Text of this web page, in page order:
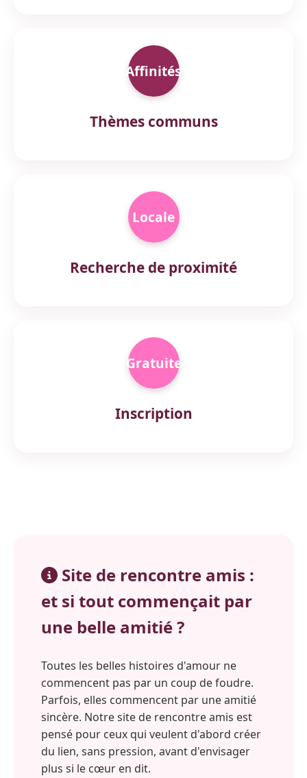
Affinités
Thèmes communs
Locale
Recherche de proximité
Gratuite
Inscription
Site de rencontre amis :
et si tout commençait par
une belle amitié ?
Toutes les belles histoires d'amour ne
commencent pas par un coup de foudre.
Parfois, elles commencent par une amitié
sincère. Notre site de rencontre amis est
pensé pour ceux qui veulent d'abord créer
du lien, sans pression, avant d'envisager
plus si le cœur en dit.